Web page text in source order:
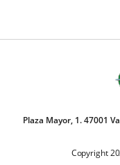
Plaza Mayor, 1. 47001
Copyright